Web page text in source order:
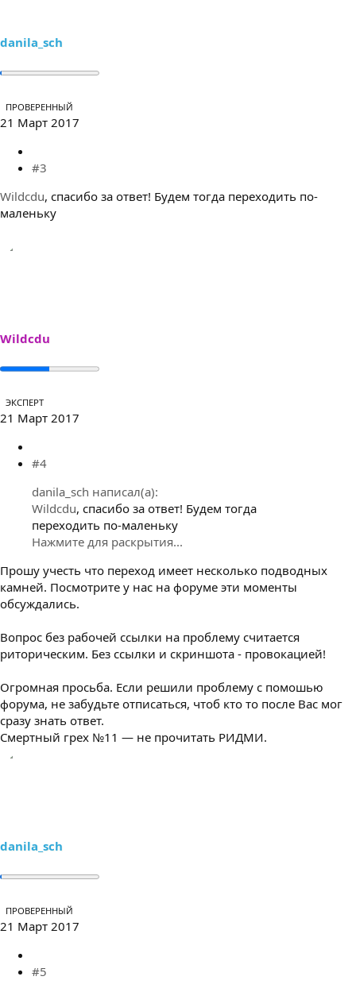
danila_sch
ПРОВЕРЕННЫЙ
21 Март 2017
#3
Wildcdu, спасибо за ответ! Будем тогда переходить по-
маленьку
Wildcdu
ЭКСПЕРТ
21 Март 2017
#4
danila_sch написал(а):
Wildcdu, спасибо за ответ! Будем тогда
переходить по-маленьку
Нажмите для раскрытия...
Прошу учесть что переход имеет несколько подводных
камней. Посмотрите у нас на форуме эти моменты
обсуждались.
Вопрос без рабочей ссылки на проблему считается
риторическим. Без ссылки и скриншота - провокацией!
Огромная просьба. Если решили проблему с помошью
форума, не забудьте отписаться, чтоб кто то после Вас мог
сразу знать ответ.
Смертный грех №11 — не прочитать РИДМИ.
danila_sch
ПРОВЕРЕННЫЙ
21 Март 2017
#5